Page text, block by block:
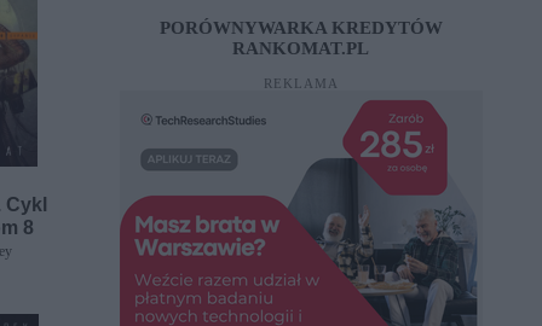
8
PORÓWNYWARKA KREDYTÓW
RANKOMAT.PL
REKLAMA